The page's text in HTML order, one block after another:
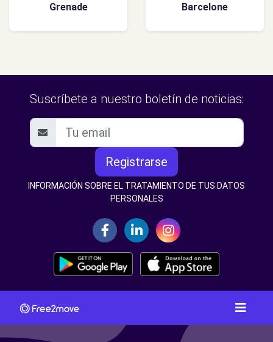
Grenade Barcelone
Suscríbete a nuestro boletín de noticias:
Registrarse
INFORMACIÓN SOBRE EL TRATAMIENTO DE TUS DATOS
PERSONALES